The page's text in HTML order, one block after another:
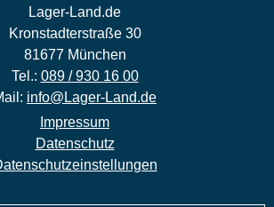
Lager-Land.de
Kronstadterstraße 30
81677 München
Tel.: 089 / 930 16 00
info@Lager-Land.de
Impressum
Datenschutz